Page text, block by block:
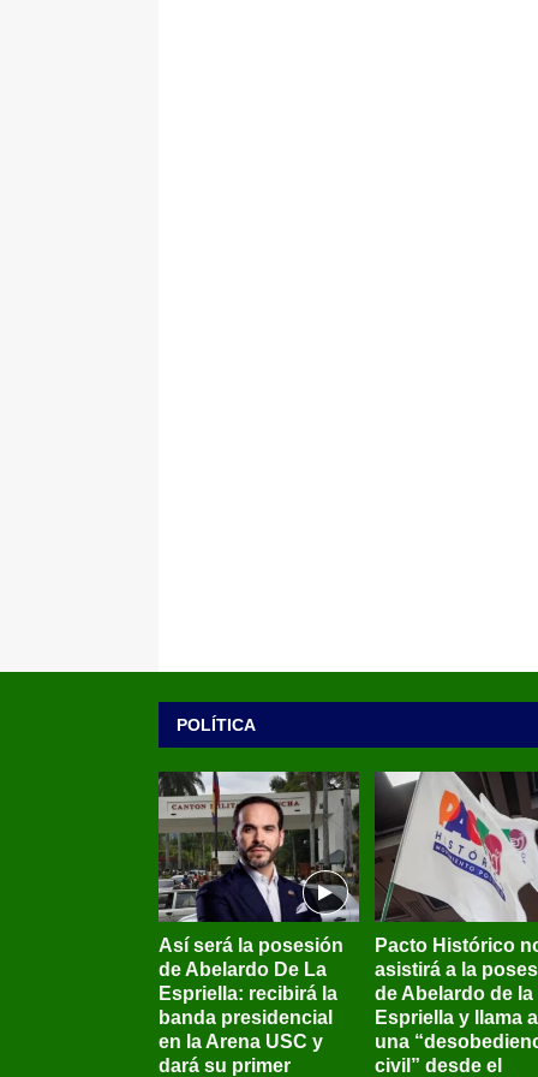
POLÍTICA
Así será la posesión
de Abelardo De La
Espriella: recibirá la
banda presidencial
en la Arena USC y
dará su primer
Pacto Histórico
asistirá a la
de Abelardo de la
Espriella y llama a
una
civil” desde el